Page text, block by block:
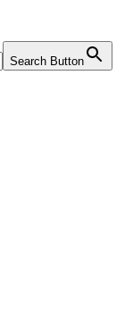
Search Button